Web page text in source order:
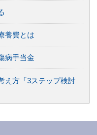
養費とは
病手当金
え方「3ステップ検討